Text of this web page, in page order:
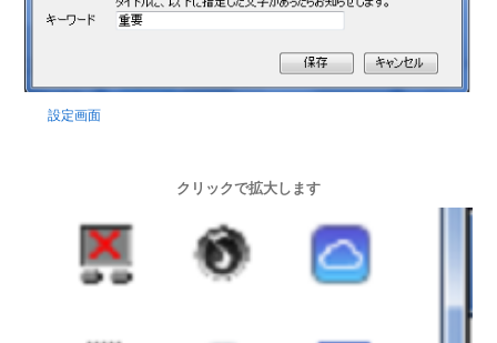
設定画面
クリックで拡大します